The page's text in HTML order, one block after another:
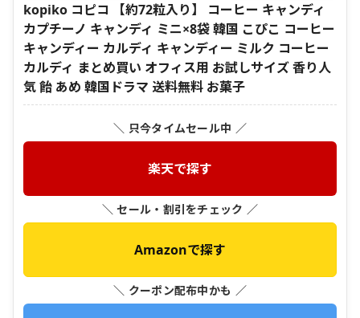
kopiko コピコ 【約72粒入り】 コーヒー キャンディ
カプチーノ キャンディ ミニ×8袋 韓国 こぴこ コーヒー
キャンディー カルディ キャンディー ミルク コーヒー
カルディ まとめ買い オフィス用 お試しサイズ 香り人
気 飴 あめ 韓国ドラマ 送料無料 お菓子
＼ 只今タイムセール中 ／
楽天で探す
＼ セール・割引をチェック ／
Amazonで探す
＼ クーポン配布中かも ／